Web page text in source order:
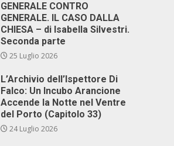
GENERALE CONTRO
GENERALE. IL CASO DALLA
CHIESA – di Isabella Silvestri.
Seconda parte
25 Luglio 2026
L’Archivio dell’Ispettore Di
Falco: Un Incubo Arancione
Accende la Notte nel Ventre
del Porto (Capitolo 33)
24 Luglio 2026